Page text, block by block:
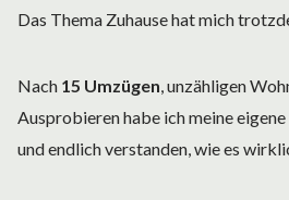
Das Thema Zuhause hat mich
Nach 15 Umzügen, unzähligen
Ausprobieren habe ich meine
und endlich verstanden, wie es